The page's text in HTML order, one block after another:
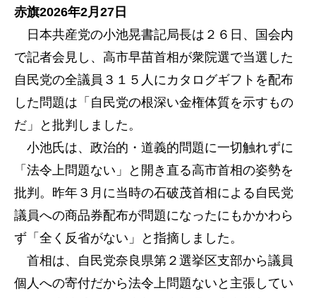
赤旗2026年2月27日
日本共産党の小池晃書記局長は２６日、国会内
で記者会見し、高市早苗首相が衆院選で当選した
自民党の全議員３１５人にカタログギフトを配布
した問題は「自民党の根深い金権体質を示すもの
だ」と批判しました。
小池氏は、政治的・道義的問題に一切触れずに
「法令上問題ない」と開き直る高市首相の姿勢を
批判。昨年３月に当時の石破茂首相による自民党
議員への商品券配布が問題になったにもかかわら
ず「全く反省がない」と指摘しました。
首相は、自民党奈良県第２選挙区支部から議員
個人への寄付だから法令上問題ないと主張してい